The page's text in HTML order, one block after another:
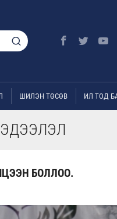
ШИЛЭН ТӨСӨВ ИЛ ТОД
БОЛЛОО.